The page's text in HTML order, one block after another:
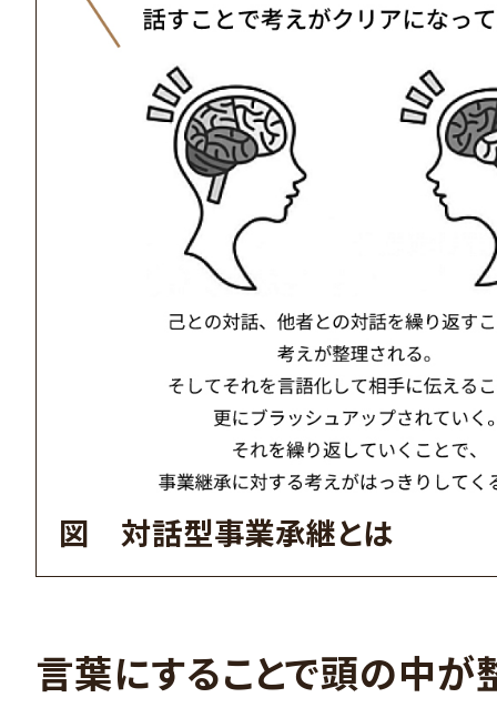
図 対話型事業承継とは
言葉にすることで頭の中が